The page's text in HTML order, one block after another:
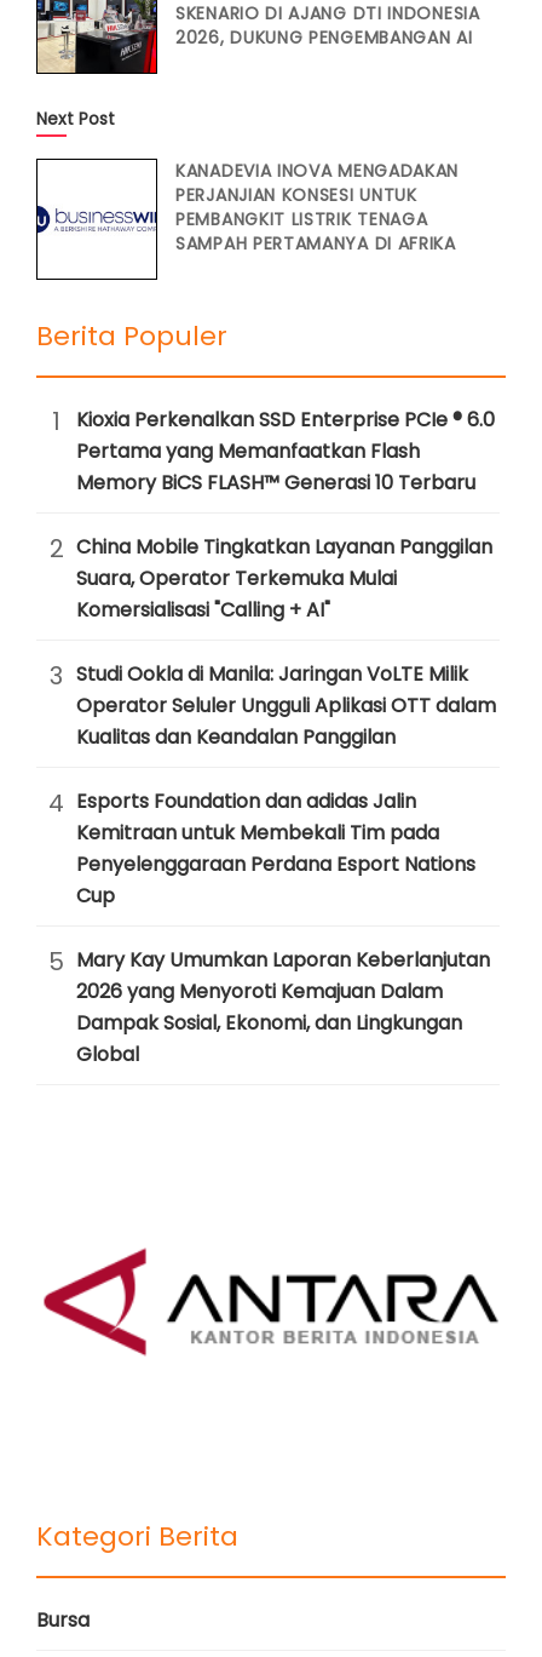
SKENARIO DI AJANG DTI INDONESIA
2026, DUKUNG PENGEMBANGAN AI
Next Post
KANADEVIA INOVA MENGADAKAN
PERJANJIAN KONSESI UNTUK
PEMBANGKIT LISTRIK TENAGA
SAMPAH PERTAMANYA DI AFRIKA
Berita Populer
1
Kioxia Perkenalkan SSD Enterprise PCIe ® 6.0
Pertama yang Memanfaatkan Flash
Memory BiCS FLASH™ Generasi 10 Terbaru
2 China Mobile Tingkatkan Layanan Panggilan
Suara, Operator Terkemuka Mulai
Komersialisasi "Calling + AI"
3 Studi Ookla di Manila: Jaringan VoLTE Milik
Operator Seluler Ungguli Aplikasi OTT dalam
Kualitas dan Keandalan Panggilan
4 Esports Foundation dan adidas Jalin
Kemitraan untuk Membekali Tim pada
Penyelenggaraan Perdana Esport Nations
Cup
5 Mary Kay Umumkan Laporan Keberlanjutan
2026 yang Menyoroti Kemajuan Dalam
Dampak Sosial, Ekonomi, dan Lingkungan
Global
Kategori Berita
Bursa